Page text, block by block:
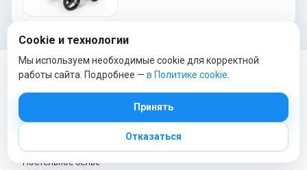
Автокресла
Постельное белье
Cookie и технологии
Мы используем необходимые cookie для корректной
работы сайта. Подробнее — в Политике cookie
Принять
Отказаться